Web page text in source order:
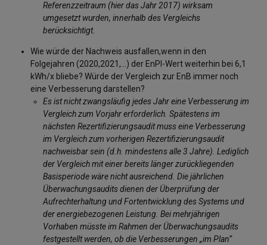
Referenzzeitraum (hier das Jahr 2017) wirksam
umgesetzt wurden, innerhalb des Vergleichs
berücksichtigt.
Wie würde der Nachweis ausfallen,wenn in den
Folgejahren (2020,2021,…) der EnPI-Wert weiterhin bei 6,1
kWh/x bliebe? Würde der Vergleich zur EnB immer noch
eine Verbesserung darstellen?
Es ist nicht zwangsläufig jedes Jahr eine Verbesserung im
Vergleich zum Vorjahr erforderlich. Spätestens im
nächsten Rezertifizierungsaudit muss eine Verbesserung
im Vergleich zum vorherigen Rezertifizierungsaudit
nachweisbar sein (d.h. mindestens alle 3 Jahre). Lediglich
der Vergleich mit einer bereits länger zurückliegenden
Basisperiode wäre nicht ausreichend. Die jährlichen
Überwachungsaudits dienen der Überprüfung der
Aufrechterhaltung und Fortentwicklung des Systems und
der energiebezogenen Leistung. Bei mehrjährigen
Vorhaben müsste im Rahmen der Überwachungsaudits
festgestellt werden, ob die Verbesserungen „im Plan“